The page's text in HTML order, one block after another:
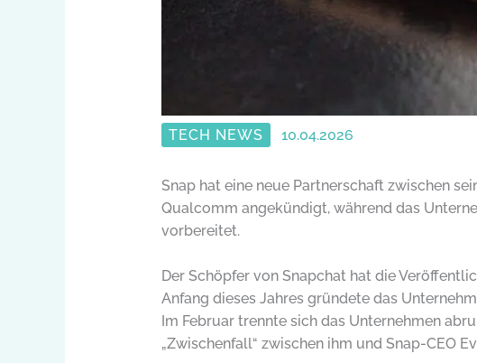
TECH NEWS 10.04.2026
Snap hat eine neue Partnerschaft zwischen
Qualcomm angekündigt, während das
vorbereitet.
Der Schöpfer von Snapchat hat die
Anfang dieses Jahres gründete das
Im Februar trennte sich das Unternehmen
„Zwischenfall“ zwischen ihm und Snap-CEO